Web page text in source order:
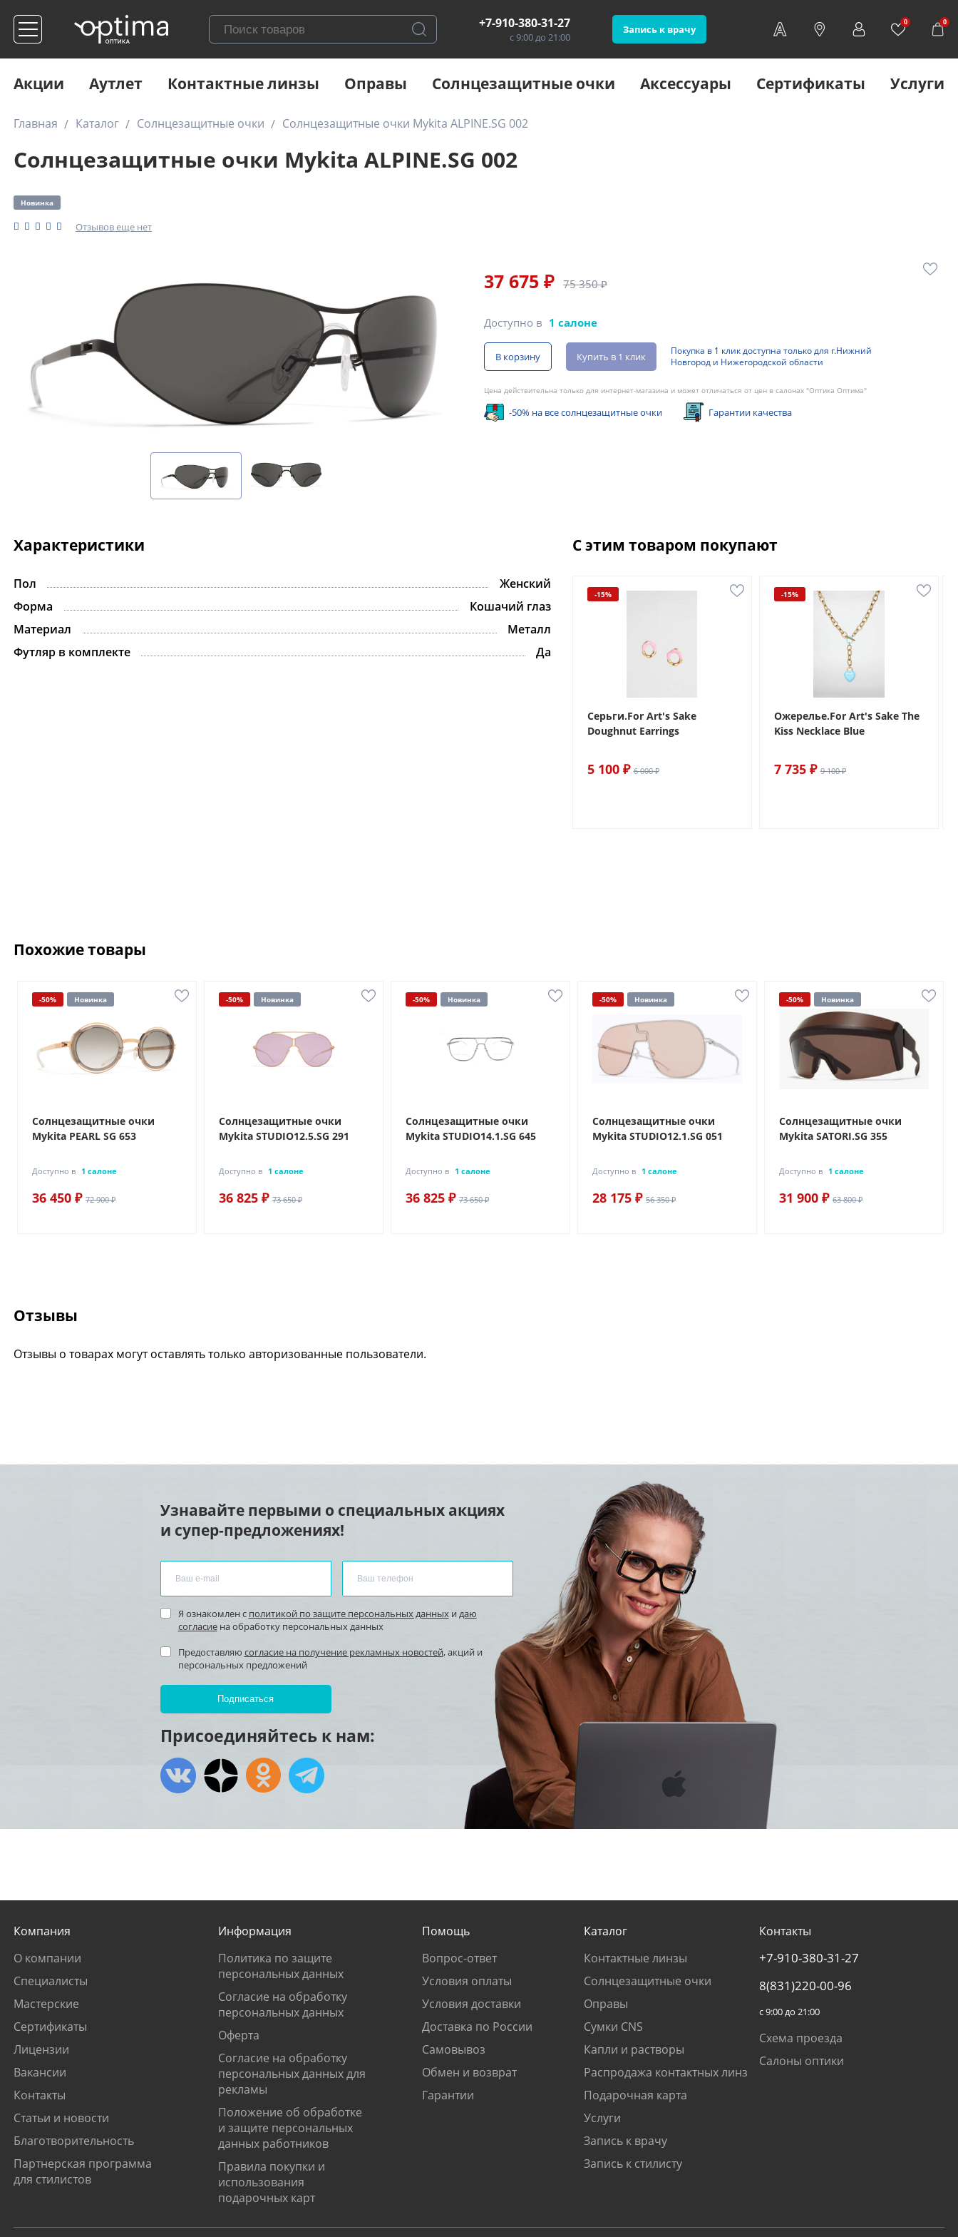
+7-910-380-31-27
с 9:00 до 21:00
Запись к врачу
0 0
Акции Аутлет Контактные линзы Оправы Солнцезащитные очки Аксессуары Сертификаты Услуги
Главная Каталог Солнцезащитные очки Солнцезащитные очки Mykita ALPINE.SG 002
Солнцезащитные очки Mykita ALPINE.SG 002
Новинка
Отзывов еще нет
37 675 ₽ 75 350 ₽
Доступно в 1 салоне
В корзину Купить в 1 клик
Покупка в 1 клик доступна только для г.Нижний
Новгород и Нижегородской области
Цена действительна только для интернет-магазина и может отличаться от цен в салонах "Оптика Оптима"
-50% на все солнцезащитные очки Гарантии качества
Характеристики
Пол
Женский
Форма
Кошачий глаз
Материал
Металл
Футляр в комплекте
Да
С этим товаром покупают
-15%
Серьги.For Art's Sake
Doughnut Earrings
5 100 ₽ 6 000 ₽
-15%
Ожерелье.For Art's Sake The
Kiss Necklace Blue
7 735 ₽ 9 100 ₽
Похожие товары
-50% Новинка
Солнцезащитные очки
Mykita PEARL SG 653
Доступно в 1 салоне
36 450 ₽ 72 900 ₽
-50% Новинка
Солнцезащитные очки
Mykita STUDIO12.5.SG 291
Доступно в 1 салоне
36 825 ₽ 73 650 ₽
-50% Новинка
Солнцезащитные очки
Mykita STUDIO14.1.SG 645
Доступно в 1 салоне
36 825 ₽ 73 650 ₽
-50% Новинка
Солнцезащитные очки
Mykita STUDIO12.1.SG 051
Доступно в 1 салоне
28 175 ₽ 56 350 ₽
-50% Новинка
Солнцезащитные очки
Mykita SATORI.SG 355
Доступно в 1 салоне
31 900 ₽ 63 800 ₽
Отзывы
Отзывы о товарах могут оставлять только авторизованные пользователи.
Узнавайте первыми о специальных акциях
и супер-предложениях!
Я ознакомлен с политикой по защите персональных данныхи даю
согласиена обработку персональных данных
Предоставляю согласие на получение рекламных новостей, акций и
персональных предложений
Присоединяйтесь к нам:
Компания
О компании
Специалисты
Мастерские
Сертификаты
Лицензии
Вакансии
Контакты
Статьи и новости
Благотворительность
Партнерская программа
для стилистов
Информация
Политика по защите
персональных данных
Согласие на обработку
персональных данных
Оферта
Согласие на обработку
персональных данных для
рекламы
Положение об обработке
и защите персональных
данных работников
Правила покупки и
использования
подарочных карт
Помощь
Вопрос-ответ
Условия оплаты
Условия доставки
Доставка по России
Самовывоз
Обмен и возврат
Гарантии
Каталог
Контактные линзы
Солнцезащитные очки
Оправы
Сумки CNS
Капли и растворы
Распродажа контактных линз
Подарочная карта
Услуги
Запись к врачу
Запись к стилисту
Контакты
+7-910-380-31-27
8(831)220-00-96
с 9:00 до 21:00
Схема проезда
Салоны оптики